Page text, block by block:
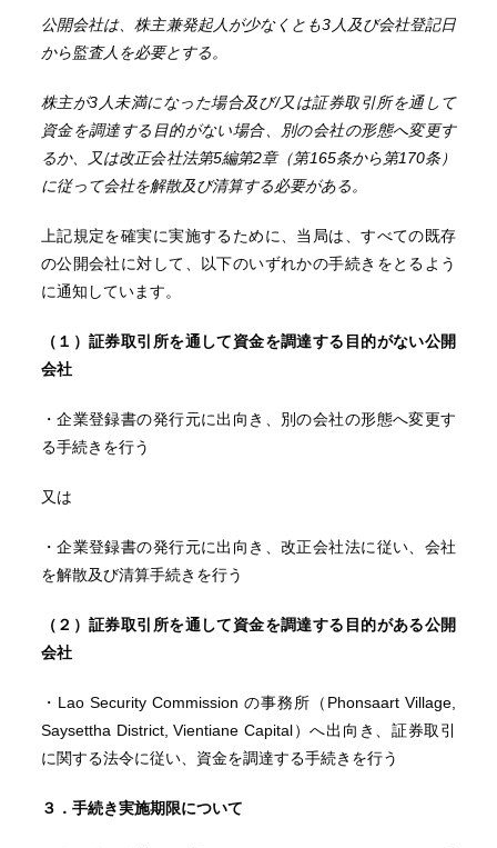
公開会社は、株主兼発起人が少なくとも3人及び会社登記日
から監査人を必要とする。
株主が3人未満になった場合及び/又は証券取引所を通して
資金を調達する目的がない場合、別の会社の形態へ変更す
るか、又は改正会社法第5編第2章（第165条から第170条）
に従って会社を解散及び清算する必要がある。
上記規定を確実に実施するために、当局は、すべての既存
の公開会社に対して、以下のいずれかの手続きをとるよう
に通知しています。
（１）証券取引所を通して資金を調達する目的がない公開
会社
・企業登録書の発行元に出向き、別の会社の形態へ変更す
る手続きを行う
又は
・企業登録書の発行元に出向き、改正会社法に従い、会社
を解散及び清算手続きを行う
（２）証券取引所を通して資金を調達する目的がある公開
会社
・Lao Security Commission の事務所（Phonsaart Village,
Saysettha District, Vientiane Capital）へ出向き、証券取引
に関する法令に従い、資金を調達する手続きを行う
３．手続き実施期限について